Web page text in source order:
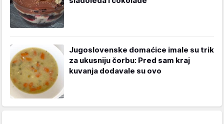
Jugoslovenske domaćice imale su trik
za ukusniju čorbu: Pred sam kraj
kuvanja dodavale su ovo